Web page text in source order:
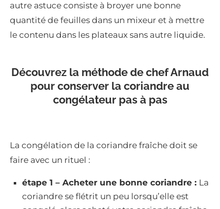
autre astuce consiste à broyer une bonne
quantité de feuilles dans un mixeur et à mettre
le contenu dans les plateaux sans autre liquide.
Découvrez la méthode de chef Arnaud
pour conserver la coriandre au
congélateur pas à pas
La congélation de la coriandre fraîche doit se
faire avec un rituel :
étape 1 – Acheter une bonne coriandre : La
coriandre se flétrit un peu lorsqu’elle est